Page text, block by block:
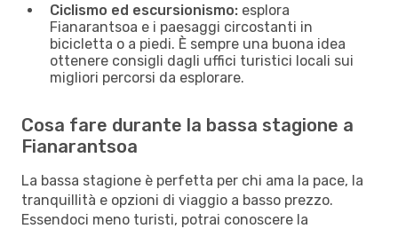
Ciclismo ed escursionismo: esplora
Fianarantsoa e i paesaggi circostanti in
bicicletta o a piedi. È sempre una buona idea
ottenere consigli dagli uffici turistici locali sui
migliori percorsi da esplorare.
Cosa fare durante la bassa stagione a
Fianarantsoa
La bassa stagione è perfetta per chi ama la pace, la
tranquillità e opzioni di viaggio a basso prezzo.
Essendoci meno turisti, potrai conoscere la